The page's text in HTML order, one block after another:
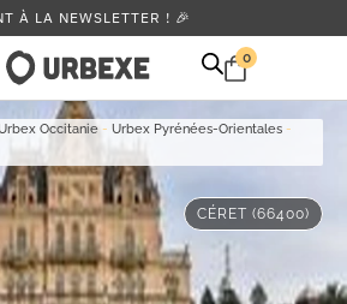
À LA NEWSLETTER ! 🎉
0
Occitanie - Urbex Pyrénées-Orientales -
CÉRET (66400)